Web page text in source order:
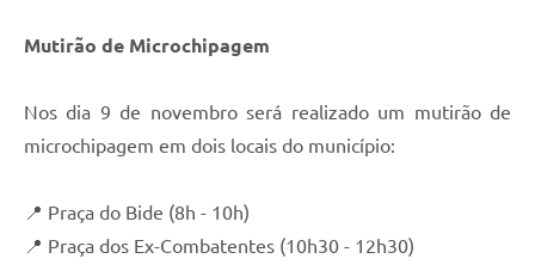
Mutirão de Microchipagem
Nos dia 9 de novembro será realizado um mutirão de
microchipagem em dois locais do município:
📍 Praça do Bide (8h - 10h)
📍 Praça dos Ex-Combatentes (10h30 - 12h30)